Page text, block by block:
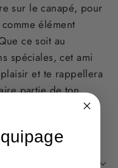
sur le canapé, pour
élément
ce soit au
spéciales, cet ami
et te rappellera
partie de ton
Hunter x Hunter™